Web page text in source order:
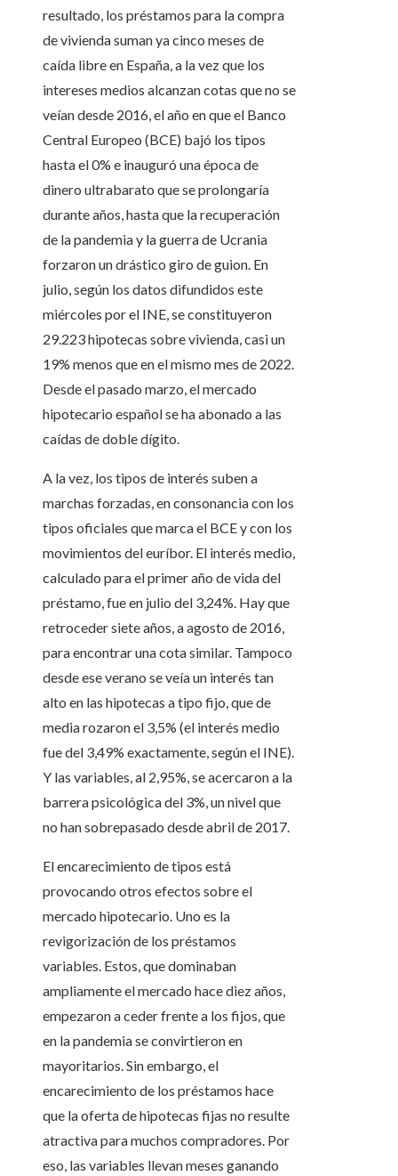
resultado, los préstamos para la compra
de vivienda suman ya cinco meses de
caída libre en España, a la vez que los
intereses medios alcanzan cotas que no se
veían desde 2016, el año en que el Banco
Central Europeo (BCE) bajó los tipos
hasta el 0% e inauguró una época de
dinero ultrabarato que se prolongaría
durante años, hasta que la recuperación
de la pandemia y la guerra de Ucrania
forzaron un drástico giro de guion. En
julio, según los datos difundidos este
miércoles por el INE, se constituyeron
29.223 hipotecas sobre vivienda, casi un
19% menos que en el mismo mes de 2022.
Desde el pasado marzo, el mercado
hipotecario español se ha abonado a las
caídas de doble dígito.
A la vez, los tipos de interés suben a
marchas forzadas, en consonancia con los
tipos oficiales que marca el BCE y con los
movimientos del euríbor. El interés medio,
calculado para el primer año de vida del
préstamo, fue en julio del 3,24%. Hay que
retroceder siete años, a agosto de 2016,
para encontrar una cota similar. Tampoco
desde ese verano se veía un interés tan
alto en las hipotecas a tipo fijo, que de
media rozaron el 3,5% (el interés medio
fue del 3,49% exactamente, según el INE).
Y las variables, al 2,95%, se acercaron a la
barrera psicológica del 3%, un nivel que
no han sobrepasado desde abril de 2017.
El encarecimiento de tipos está
provocando otros efectos sobre el
mercado hipotecario. Uno es la
revigorización de los préstamos
variables. Estos, que dominaban
ampliamente el mercado hace diez años,
empezaron a ceder frente a los fijos, que
en la pandemia se convirtieron en
mayoritarios. Sin embargo, el
encarecimiento de los préstamos hace
que la oferta de hipotecas fijas no resulte
atractiva para muchos compradores. Por
eso, las variables llevan meses ganando